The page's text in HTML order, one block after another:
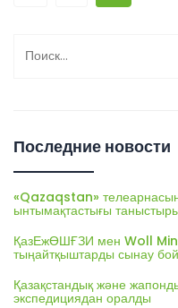
Последние новости
«Qazaqstan»
ынтымақтастығы
ҚазЕжӨШҒЗИ мен Woll
тыңайтқыштарды сынау
Қазақстандық және
экспедициядан оралды